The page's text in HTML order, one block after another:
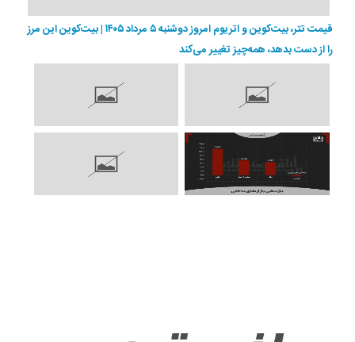
قیمت تتر، بیت‌کوین و اتریوم امروز دوشنبه ۵ مرداد ۱۴۰۵ | بیت‌کوین این مرز
را از دست بدهد، همه‌چیز تغییر می‌کند